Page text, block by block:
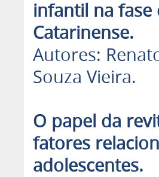
infantil na fase
Catarinense.
Autores:
Souza Vieira.
O papel da
fatores
adolescentes.